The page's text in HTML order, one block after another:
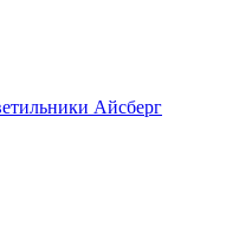
Айсберг